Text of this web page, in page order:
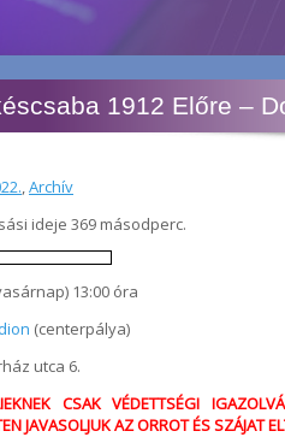
1912 Előre –
,Archív
ideje 369 másodperc.
13:00 óra
(centerpálya)
utca 6.
CSAK VÉDETTSÉGI
JAVASOLJUK AZ ORROT ÉS SZÁJAT